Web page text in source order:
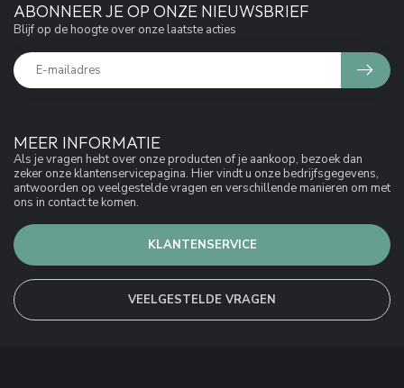
MEER INFORMATIE
Als je vragen hebt over onze producten of je aankoop, bezoek dan
zeker onze klantenservicepagina. Hier vindt u onze bedrijfsgegevens,
antwoorden op veelgestelde vragen en verschillende manieren om met
ons in contact te komen.
KLANTENSERVICE
VEELGESTELDE VRAGEN
ABONNEER JE OP ONZE NIEUWSBRIEF
Blijf op de hoogte over onze laatste acties